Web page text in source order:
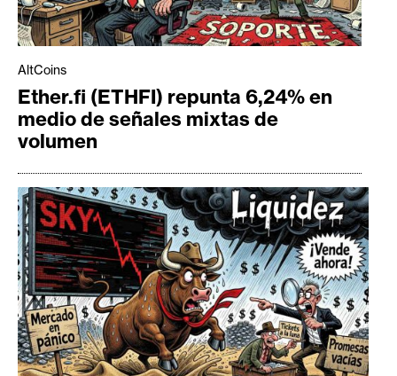
AltCoins
Ether.fi (ETHFI) repunta 6,24% en
medio de señales mixtas de
volumen